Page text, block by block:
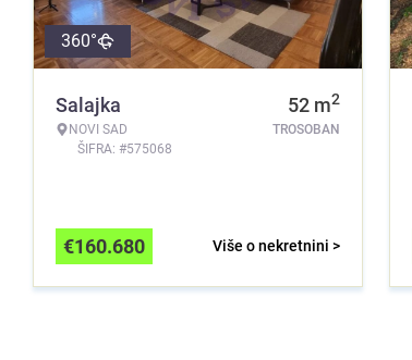
360°
Salajka
NOVI SAD
ŠIFRA: #575068
52 m2
TROSOBAN
Više o nekretnini >
€160.680